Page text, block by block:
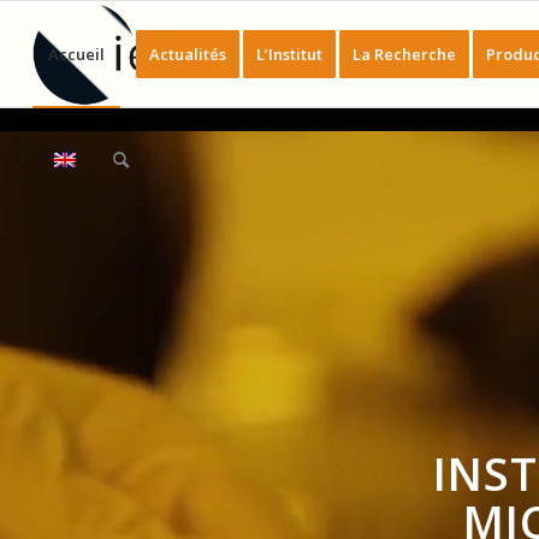
Accueil Actualités L’Institut La Recherche